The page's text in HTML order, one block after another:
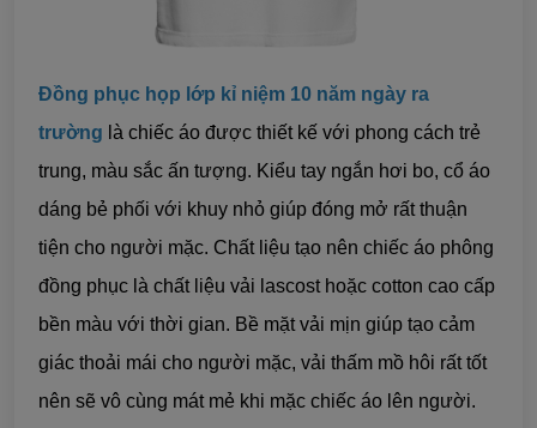
Đồng phục họp lớp kỉ niệm 10 năm ngày ra
trường là chiếc áo được thiết kế với phong cách trẻ
trung, màu sắc ấn tượng. Kiểu tay ngắn hơi bo, cổ áo
dáng bẻ phối với khuy nhỏ giúp đóng mở rất thuận
tiện cho người mặc. Chất liệu tạo nên chiếc áo phông
đồng phục là chất liệu vải lascost hoặc cotton cao cấp
bền màu với thời gian. Bề mặt vải mịn giúp tạo cảm
giác thoải mái cho người mặc, vải thấm mồ hôi rất tốt
nên sẽ vô cùng mát mẻ khi mặc chiếc áo lên người.